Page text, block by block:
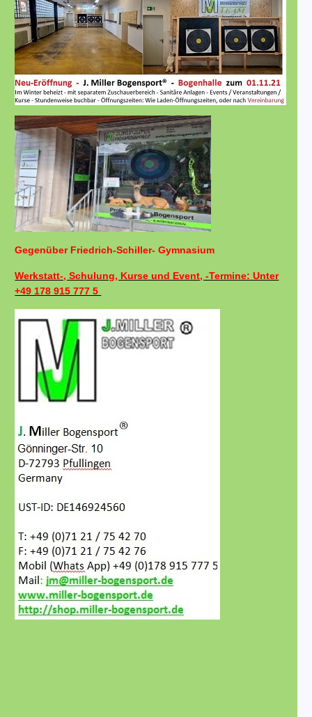
Gegenüber Friedrich-Schiller- Gymnasium
Werkstatt-, Schulung, Kurse und Event, -Termine: Unter
+49 178 915 777 5